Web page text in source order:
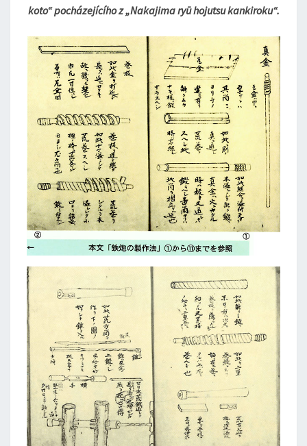
koto“ pocházejícího z „Nakajima ryū hojutsu kankiroku“.